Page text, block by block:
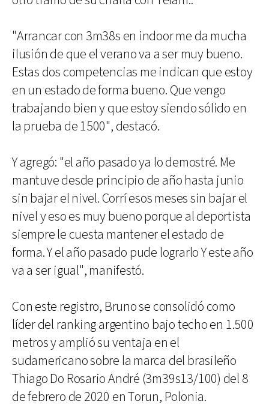
"Arrancar con 3m38s en indoor me da mucha
ilusión de que el verano va a ser muy bueno.
Estas dos competencias me indican que estoy
en un estado de forma bueno. Que vengo
trabajando bien y que estoy siendo sólido en
la prueba de 1500", destacó.
Y agregó: "el año pasado ya lo demostré. Me
mantuve desde principio de año hasta junio
sin bajar el nivel. Corrí esos meses sin bajar el
nivel y eso es muy bueno porque al deportista
siempre le cuesta mantener el estado de
forma. Y el año pasado pude lograrlo Y este año
va a ser igual", manifestó.
Con este registro, Bruno se consolidó como
líder del ranking argentino bajo techo en 1.500
metros y amplió su ventaja en el
sudamericano sobre la marca del brasileño
Thiago Do Rosario André (3m39s13/100) del 8
de febrero de 2020 en Torun, Polonia.